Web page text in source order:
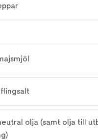
olja (samt olja till